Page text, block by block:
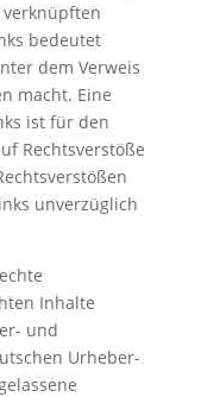
bedeutet
dem Verweis
macht. Eine
ist für den
Rechtsverstöße
unverzüglich
Inhalte
und
Urheber-